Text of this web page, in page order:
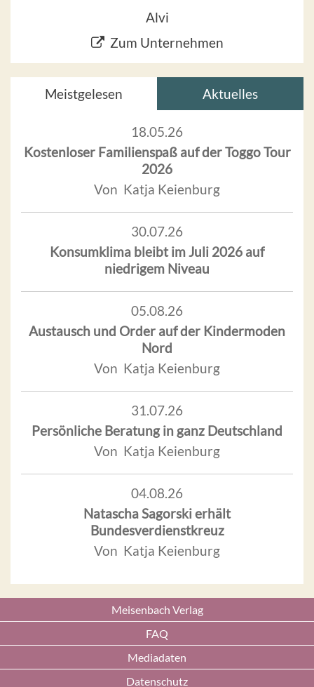
Alvi
Zum Unternehmen
Meistgelesen Aktuelles
18.05.26
Kostenloser Familienspaß auf der Toggo Tour
2026
Von Katja Keienburg
30.07.26
Konsumklima bleibt im Juli 2026 auf
niedrigem Niveau
05.08.26
Austausch und Order auf der Kindermoden
Nord
Von Katja Keienburg
31.07.26
Persönliche Beratung in ganz Deutschland
Von Katja Keienburg
04.08.26
Natascha Sagorski erhält
Bundesverdienstkreuz
Von Katja Keienburg
Meisenbach Verlag
FAQ
Mediadaten
Datenschutz